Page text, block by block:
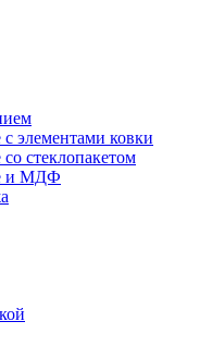
элементами ковки
стеклопакетом
и МДФ